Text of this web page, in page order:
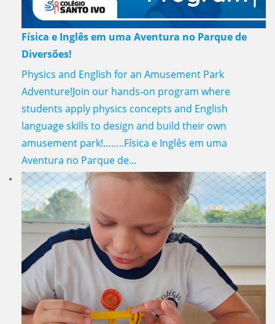
Física e Inglês em uma Aventura no Parque de
Diversões!
Physics and English for an Amusement Park
Adventure!Join our hands-on program where
students apply physics concepts and English
language skills to design and build their own
amusement park!……..Física e Inglês em uma
Aventura no Parque de...